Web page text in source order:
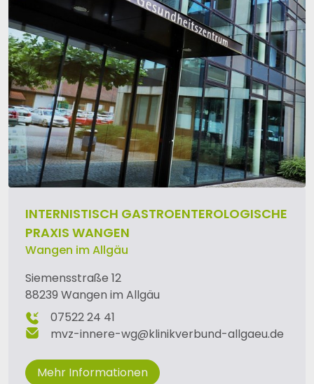
INTERNISTISCH GASTROENTEROLOGISCHE
PRAXIS WANGEN
Wangen im Allgäu
Siemensstraße 12
88239 Wangen im Allgäu
07522 24 41
mvz-innere-wg@klinikverbund-allgaeu.de
Mehr Informationen